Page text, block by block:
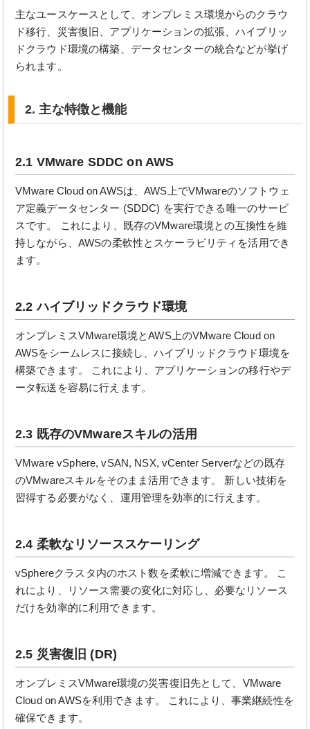
主なユースケースとして、オンプレミス環境からのクラウ
ド移行、災害復旧、アプリケーションの拡張、ハイブリッ
ドクラウド環境の構築、データセンターの統合などが挙げ
られます。
2. 主な特徴と機能
2.1 VMware SDDC on AWS
VMware Cloud on AWSは、AWS上でVMwareのソフトウェ
ア定義データセンター (SDDC) を実行できる唯一のサービ
スです。 これにより、既存のVMware環境との互換性を維
持しながら、AWSの柔軟性とスケーラビリティを活用でき
ます。
2.2 ハイブリッドクラウド環境
オンプレミスVMware環境とAWS上のVMware Cloud on
AWSをシームレスに接続し、ハイブリッドクラウド環境を
構築できます。 これにより、アプリケーションの移行やデ
ータ転送を容易に行えます。
2.3 既存のVMwareスキルの活用
VMware vSphere, vSAN, NSX, vCenter Serverなどの既存
のVMwareスキルをそのまま活用できます。 新しい技術を
習得する必要がなく、運用管理を効率的に行えます。
2.4 柔軟なリソーススケーリング
vSphereクラスタ内のホスト数を柔軟に増減できます。 こ
れにより、リソース需要の変化に対応し、必要なリソース
だけを効率的に利用できます。
2.5 災害復旧 (DR)
オンプレミスVMware環境の災害復旧先として、VMware
Cloud on AWSを利用できます。 これにより、事業継続性を
確保できます。